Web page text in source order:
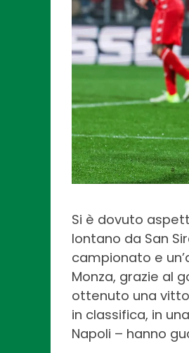
Si è dovuto
lontano da San
campionato e
Monza, grazie al
ottenuto una
in classifica, in
Napoli – hanno